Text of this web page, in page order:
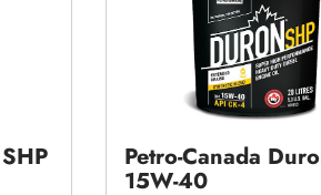
Petro-Canada
15W-40